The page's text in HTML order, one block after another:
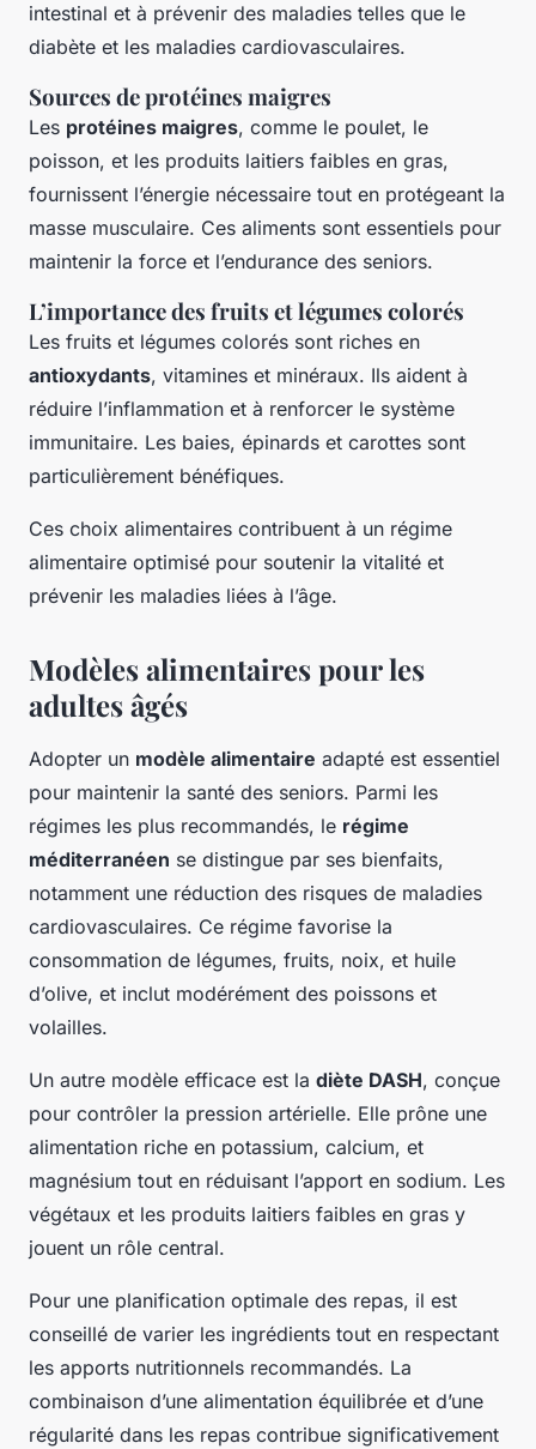
intestinal et à prévenir des maladies telles que le
diabète et les maladies cardiovasculaires.
Sources de protéines maigres
Les protéines maigres, comme le poulet, le
poisson, et les produits laitiers faibles en gras,
fournissent l’énergie nécessaire tout en protégeant la
masse musculaire. Ces aliments sont essentiels pour
maintenir la force et l’endurance des seniors.
L’importance des fruits et légumes colorés
Les fruits et légumes colorés sont riches en
antioxydants, vitamines et minéraux. Ils aident à
réduire l’inflammation et à renforcer le système
immunitaire. Les baies, épinards et carottes sont
particulièrement bénéfiques.
Ces choix alimentaires contribuent à un régime
alimentaire optimisé pour soutenir la vitalité et
prévenir les maladies liées à l’âge.
Modèles alimentaires pour les
adultes âgés
Adopter un modèle alimentaire adapté est essentiel
pour maintenir la santé des seniors. Parmi les
régimes les plus recommandés, le régime
méditerranéen se distingue par ses bienfaits,
notamment une réduction des risques de maladies
cardiovasculaires. Ce régime favorise la
consommation de légumes, fruits, noix, et huile
d’olive, et inclut modérément des poissons et
volailles.
Un autre modèle efficace est la diète DASH, conçue
pour contrôler la pression artérielle. Elle prône une
alimentation riche en potassium, calcium, et
magnésium tout en réduisant l’apport en sodium. Les
végétaux et les produits laitiers faibles en gras y
jouent un rôle central.
Pour une planification optimale des repas, il est
conseillé de varier les ingrédients tout en respectant
les apports nutritionnels recommandés. La
combinaison d’une alimentation équilibrée et d’une
régularité dans les repas contribue significativement